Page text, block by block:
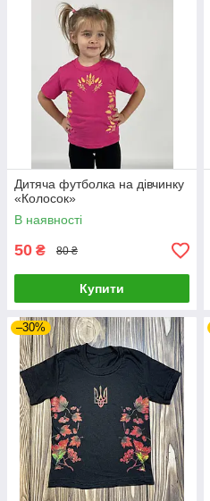
Дитяча футболка на дівчинку
«Колосок»
В наявності
50 ₴ 80 ₴
Купити
–30%